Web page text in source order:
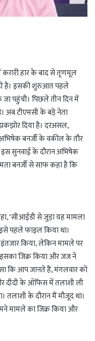
करारी हार के बाद से तृणमूल
है। इसकी शुरुआत पहले
पहुंची। पिछले तीन दिन में
अब टीएमसी के बड़े नेता
दिया है। दरअसल,
बनर्जी के वकील के तौर
इस सुनवाई के दौरान अभिषेक
बनर्जी से साफ कहा है कि
‘सीआईडी से जुड़ा यह मामला
पहले फाइल किया था।
किया, लेकिन मामले पर
जिक्र किया और जज ने
कि आप जानते हैं, मंगलवार को
दीदी के ऑफिस में तलाशी ली
तलाशी के दौरान मैं मौजूद था।
मामले का जिक्र किया और